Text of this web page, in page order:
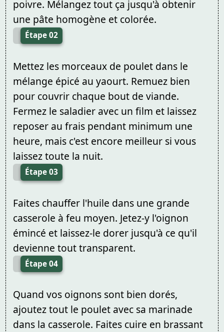
poivre. Mélangez tout ça jusqu'à obtenir
une pâte homogène et colorée.
Étape 02
Mettez les morceaux de poulet dans le
mélange épicé au yaourt. Remuez bien
pour couvrir chaque bout de viande.
Fermez le saladier avec un film et laissez
reposer au frais pendant minimum une
heure, mais c'est encore meilleur si vous
laissez toute la nuit.
Étape 03
Faites chauffer l'huile dans une grande
casserole à feu moyen. Jetez-y l'oignon
émincé et laissez-le dorer jusqu'à ce qu'il
devienne tout transparent.
Étape 04
Quand vos oignons sont bien dorés,
ajoutez tout le poulet avec sa marinade
dans la casserole. Faites cuire en brassant